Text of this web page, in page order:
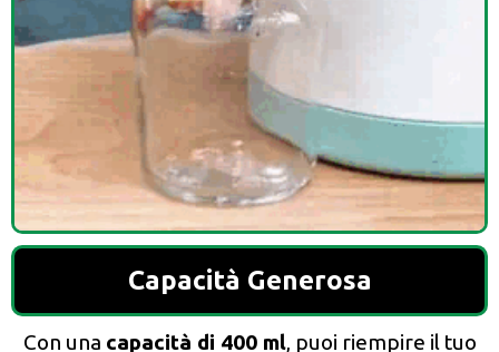
Capacità Generosa
Con una capacità di 400 ml, puoi riempire il tuo